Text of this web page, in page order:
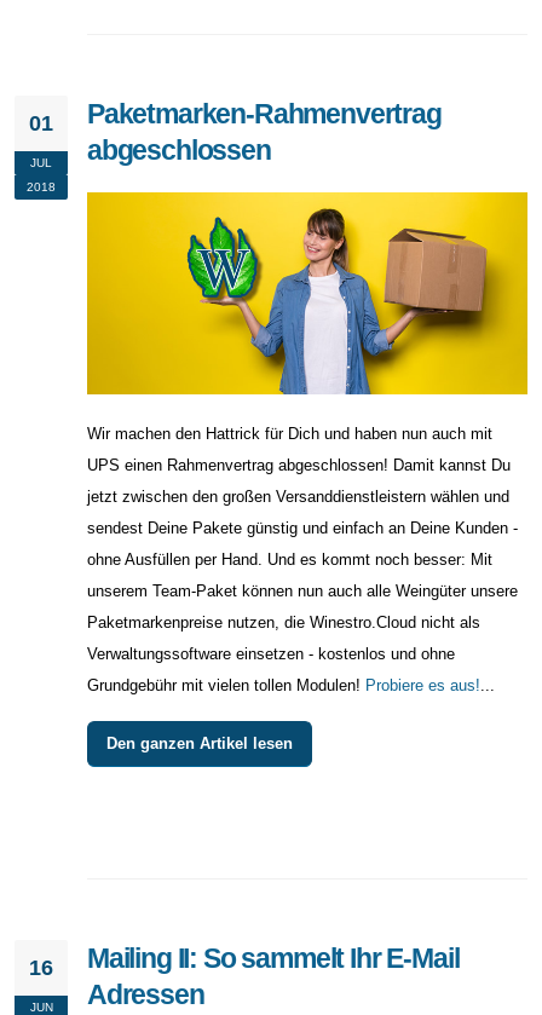
01
JUL
2018
Paketmarken-Rahmenvertrag
abgeschlossen
Wir machen den Hattrick für Dich und haben nun auch mit
UPS einen Rahmenvertrag abgeschlossen! Damit kannst Du
jetzt zwischen den großen Versanddienstleistern wählen und
sendest Deine Pakete günstig und einfach an Deine Kunden -
ohne Ausfüllen per Hand. Und es kommt noch besser: Mit
unserem Team-Paket können nun auch alle Weingüter unsere
Paketmarkenpreise nutzen, die Winestro.Cloud nicht als
Verwaltungssoftware einsetzen - kostenlos und ohne
Grundgebühr mit vielen tollen Modulen! Probiere es aus!
Den ganzen Artikel lesen
16
JUN
Mailing II: So sammelt Ihr E-Mail
Adressen